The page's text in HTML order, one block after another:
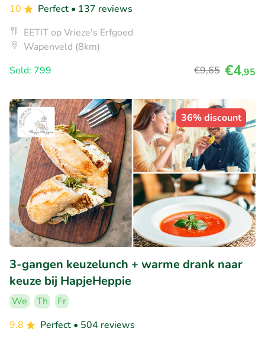
10
Perfect • 137 reviews
EETIT op Vrieze's Erfgoed
Wapenveld (8km)
Sold: 799
€9,65 €4,95
36% discount
3-gangen keuzelunch + warme drank naar
keuze bij HapjeHeppie
We Th
Fr
9.8
Perfect • 504 reviews